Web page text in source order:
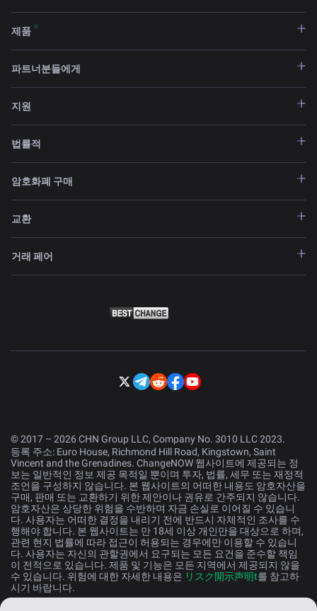
제품
파트너분들에게
지원
법률적
암호화폐 구매
교환
거래 페어
© 2017 – 2026 CHN Group LLC, Company No. 3010 LLC 2023.
등록 주소: Euro House, Richmond Hill Road, Kingstown, Saint
Vincent and the Grenadines. ChangeNOW 웹사이트에 제공되는 정
보는 일반적인 정보 제공 목적일 뿐이며 투자, 법률, 세무 또는 재정적
조언을 구성하지 않습니다. 본 웹사이트의 어떠한 내용도 암호자산을
구매, 판매 또는 교환하기 위한 제안이나 권유로 간주되지 않습니다.
암호자산은 상당한 위험을 수반하며 자금 손실로 이어질 수 있습니
다. 사용자는 어떠한 결정을 내리기 전에 반드시 자체적인 조사를 수
행해야 합니다. 본 웹사이트는 만 18세 이상 개인만을 대상으로 하며,
관련 현지 법률에 따라 접근이 허용되는 경우에만 이용할 수 있습니
다. 사용자는 자신의 관할권에서 요구되는 모든 요건을 준수할 책임
이 전적으로 있습니다. 제품 및 기능은 모든 지역에서 제공되지 않을
수 있습니다. 위험에 대한 자세한 내용은 リスク開示声明t를 참고하
시기 바랍니다.